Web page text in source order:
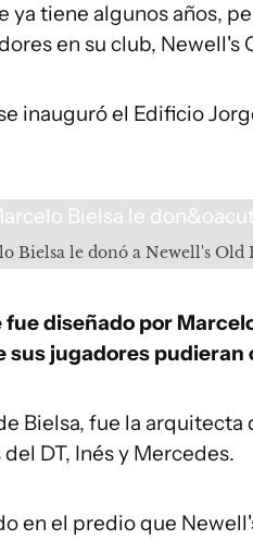
ya tiene algunos años,
en su club, Newell's
inauguró el Edificio
Bielsa le donó a Newell's Old
diseñado por
sus jugadores
Bielsa, fue la arquitecta
DT, Inés y Mercedes.
en el predio que